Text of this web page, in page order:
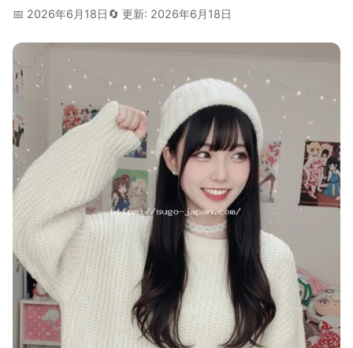
📅 2026年6月18日 🔄 更新: 2026年6月18日